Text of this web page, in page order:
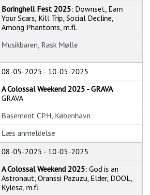
Boringhell Fest 2025: Downset, Earn
Your Scars, Kill Trip, Social Decline,
Among Phantoms, m.fl.
Musikbaren, Rask Mølle
08-05-2025 - 10-05-2025
A Colossal Weekend 2025 - GRAVA:
GRAVA
Basement CPH, København
Læs anmeldelse
08-05-2025 - 10-05-2025
A Colossal Weekend 2025: God is an
Astronaut, Oranssi Pazuzu, Elder, DOOL,
Kylesa, m.fl.